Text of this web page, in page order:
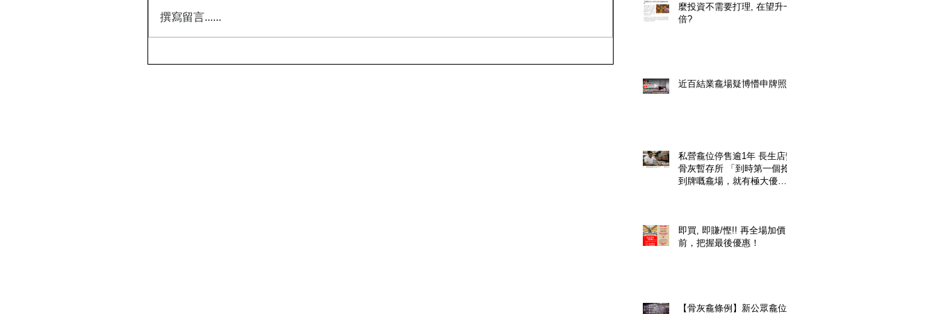
撰寫留言......
麼投資不需要打理, 在望升一
倍?
近百結業龕場疑博懵申牌照
私營龕位停售逾1年 長生店變
骨灰暫存所 「到時第一個拎
到牌嘅龕場，就有極大優
即買, 即賺/慳!! 再全場加價
前，把握最後優惠！
【骨灰龕條例】新公眾龕位